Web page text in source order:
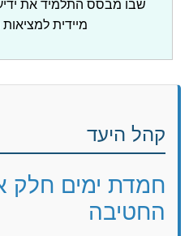
שבו מבסס התלמיד את
מיידית
קהל היעד
חמדת ימים חלק
החטיבה